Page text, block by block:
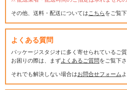
その他、送料・配送については こちらをご覧下
よくある質問
パッケージスタジオに多く寄せられているご
お困りの際は、まずよくあるご質問をご覧下さ
それでも解決しない場合はお問合せフォーム